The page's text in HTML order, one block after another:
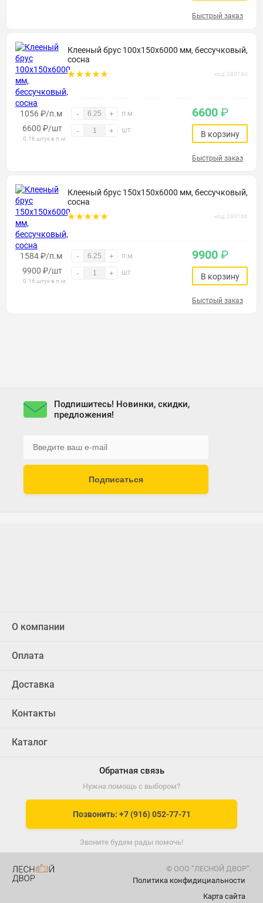
Быстрый заказ
Клееный брус 100х150х6000 мм, бессучковый,
сосна
код: 280164
1056 ₽/п.м - + п.м
6600 ₽/шт
0.16 штук в п.м
- + шт
6600 ₽
В корзину
Быстрый заказ
Клееный брус 150х150х6000 мм, бессучковый,
сосна
код: 280166
1584 ₽/п.м - + п.м
9900 ₽/шт
0.16 штук в п.м
- + шт
9900 ₽
В корзину
Быстрый заказ
Подпишитесь! Новинки, скидки,
предложения!
Подписаться
О компании
Оплата
Доставка
Контакты
Каталог
Обратная связь
Нужна помощь с выбором?
Позвонить: +7 (916) 052-77-71
Звоните будем рады помочь!
© ООО “ЛЕСНОЙ ДВОР”.
Карта сайта
Политика конфидициальности